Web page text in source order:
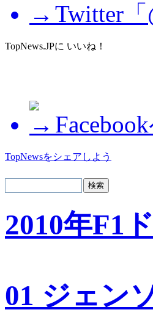
Twitter
TopNews.JPに いいね！
TopNewsをシェアしよう
2010年F1
01 ジェン